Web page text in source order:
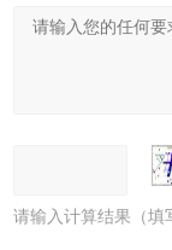
请输入计算结果（填